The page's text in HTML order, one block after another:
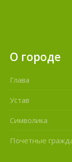
О городе
Глава
Устав
Символика
Почетные